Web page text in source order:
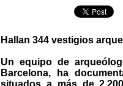
Hallan 344 vestigios
Un equipo de
Barcelona, ha
situados a más de